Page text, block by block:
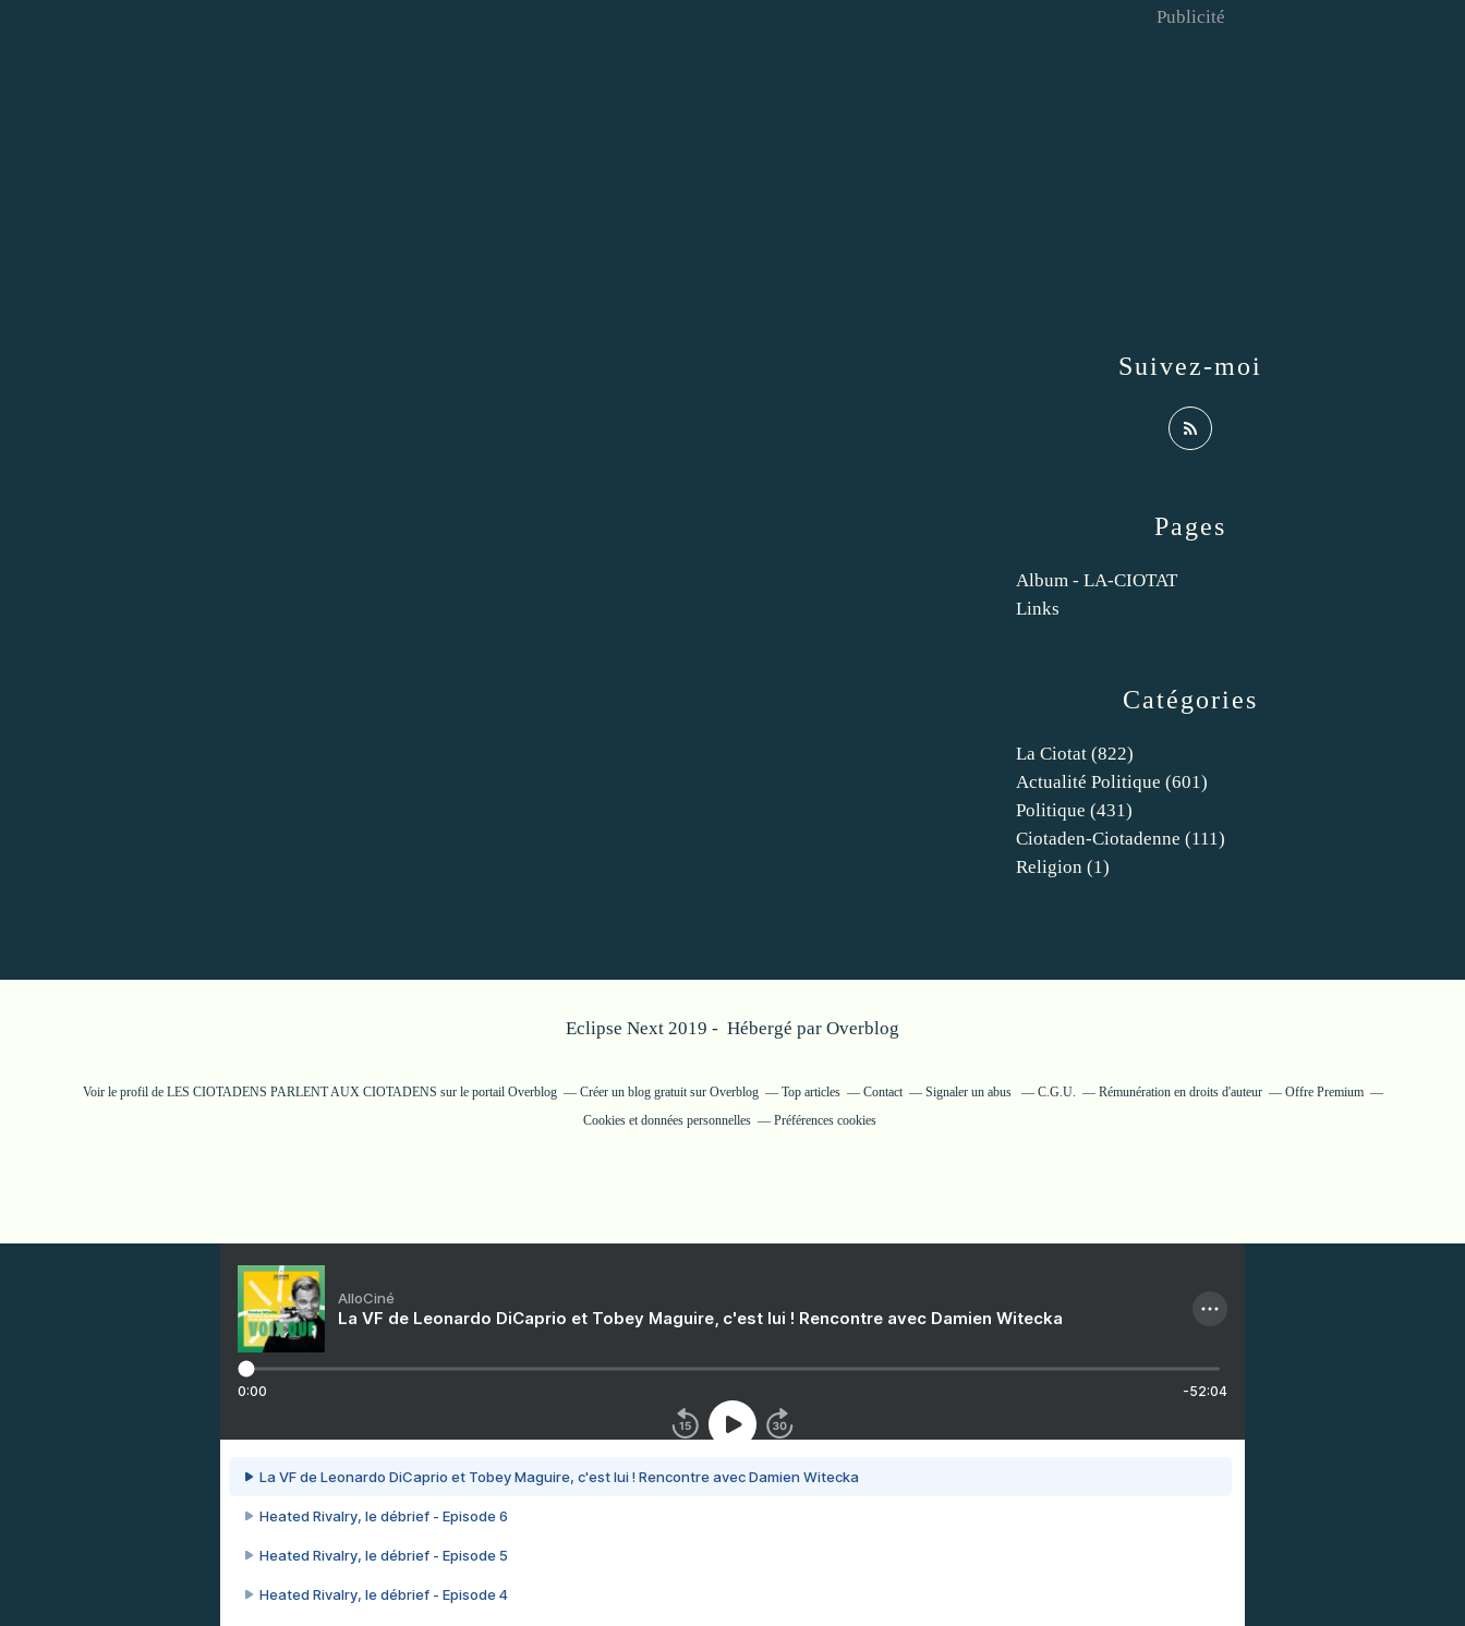
Catégories
La Ciotat (822)
Actualité Politique (601)
Politique (431)
Ciotaden-Ciotadenne (111)
Religion (1)
Pages
Album - LA-CIOTAT
Links
Suivez-moi
Publicité
Eclipse Next 2019 - Hébergé par Overblog
Voir le profil de LES CIOTADENS PARLENT AUX CIOTADENS sur le portail Overblog Créer un blog gratuit sur Overblog Top articles Contact Signaler un abus C.G.U. Rémunération en droits d'auteur
Offre Premium
Cookies et données personnelles
Préférences cookies
AlloCiné
La VF de Leonardo DiCaprio et Tobey Maguire, c'est lui ! Rencontre avec Damien Witecka
0:00 -52:04
La VF de Leonardo DiCaprio et Tobey Maguire, c'est lui ! Rencontre avec Damien Witecka
Heated Rivalry, le débrief - Episode 6
Heated Rivalry, le débrief - Episode 5
Heated Rivalry, le débrief - Episode 4